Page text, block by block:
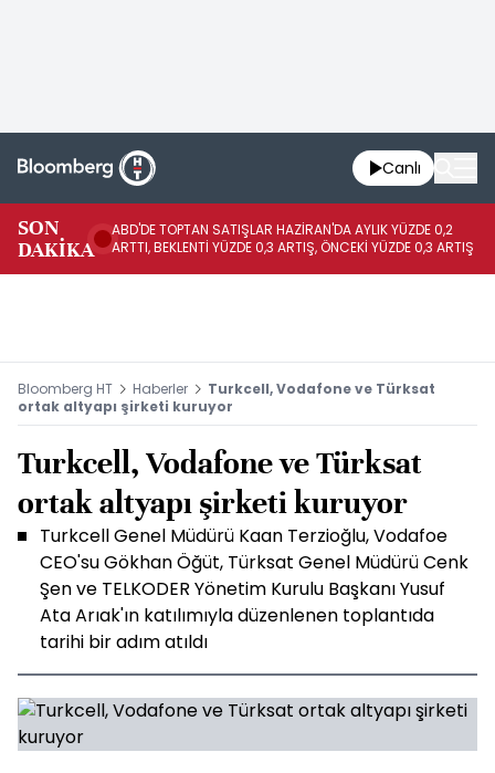
Canlı
SON
DAKİKA
ABD'DE TOPTAN SATIŞLAR HAZİRAN'DA AYLIK YÜZDE 0,2
ARTTI, BEKLENTİ YÜZDE 0,3 ARTIŞ, ÖNCEKİ YÜZDE 0,3 ARTIŞ
Bloomberg HT Haberler
Turkcell, Vodafone ve Türksat
ortak altyapı şirketi kuruyor
Turkcell, Vodafone ve Türksat
ortak altyapı şirketi kuruyor
Turkcell Genel Müdürü Kaan Terzioğlu, Vodafoe
CEO'su Gökhan Öğüt, Türksat Genel Müdürü Cenk
Şen ve TELKODER Yönetim Kurulu Başkanı Yusuf
Ata Arıak'ın katılımıyla düzenlenen toplantıda
tarihi bir adım atıldı